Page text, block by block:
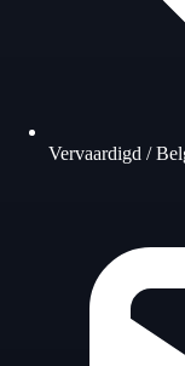
Vervaardigd /